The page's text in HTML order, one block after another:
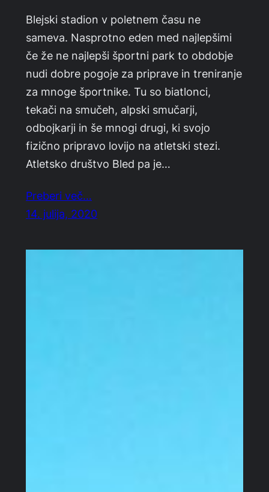
Blejski stadion v poletnem času ne
sameva. Nasprotno eden med najlepšimi
če že ne najlepši športni park to obdobje
nudi dobre pogoje za priprave in treniranje
za mnoge športnike. Tu so biatlonci,
tekači na smučeh, alpski smučarji,
odbojkarji in še mnogi drugi, ki svojo
fizično pripravo lovijo na atletski stezi.
Atletsko društvo Bled pa je…
Preberi več…
14. julija, 2020